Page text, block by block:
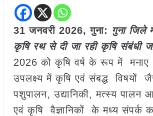
31 जनवरी 2026,गुना: गुना जिले
कृषि रथ से दी जा रही कृषि संबंधी
2026 को कृषि वर्ष के रूप में
उपलक्ष्य में कृषि एवं संबद्ध विषयों
पशुपालन, उद्यानिकी, मत्स्य पालन
एवं कृषि वैज्ञानिकों के मध्य संपर्क